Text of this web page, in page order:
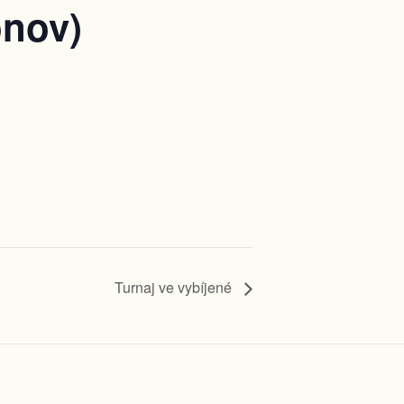
Turnaj ve vybíjené